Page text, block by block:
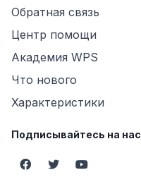
Обратная связь
Центр помощи
Академия WPS
Что нового
Характеристики
Подписывайтесь на нас